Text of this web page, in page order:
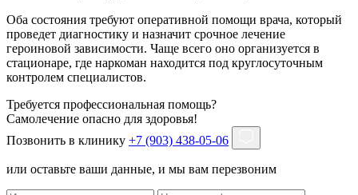
Оба состояния требуют оперативной помощи врача, который
проведет диагностику и назначит срочное лечение
героиновой зависимости. Чаще всего оно организуется в
стационаре, где наркоман находится под круглосуточным
контролем специалистов.
Требуется профессиональная помощь?
Самолечение опасно для здоровья!
Позвонить в клинику +7 (903) 438-05-06
или оставьте ваши данные, и мы вам перезвоним